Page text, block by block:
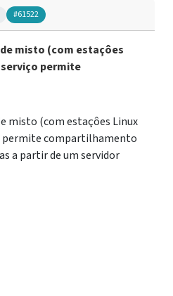
#61522
misto (com estaçôes
serviço permite
misto (com estaçôes Linux
permite compartilhamento
a partir de um servidor